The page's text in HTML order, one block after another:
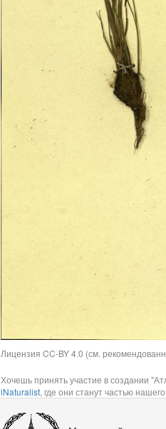
Лицензия CC-BY 4.0 (см.
Хочешь принять участие в создании
iNaturalist, где они станут частью